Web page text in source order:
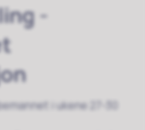
-
i ukene 27-30